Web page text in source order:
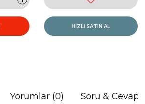
HIZLI SATIN AL
Yorumlar (0) Soru & Cevap